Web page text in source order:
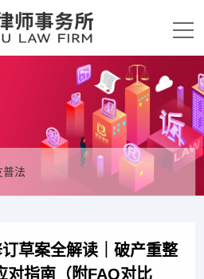
普法
草案全解读｜破产重整
对指南（附FAQ对比